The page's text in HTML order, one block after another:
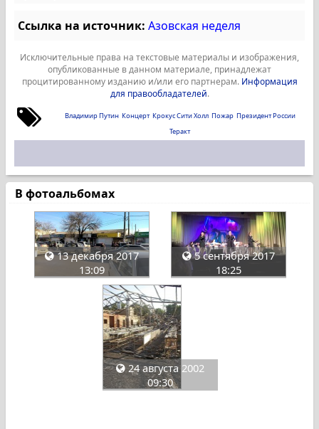
Ссылка на источник: Азовская неделя
Исключительные права на текстовые материалы и изображения,
опубликованные в данном материале, принадлежат
процитированному изданию и/или его партнерам. Информация
для правообладателей.
Владимир Путин Концерт Крокус Сити Холл Пожар Президент России
Теракт
В фотоальбомах
13 декабря 2017
13:09
5 сентября 2017
18:25
24 августа 2002
09:30